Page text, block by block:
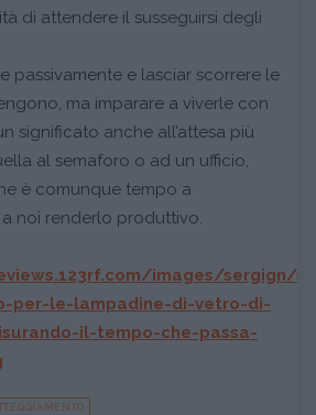
di attendere il susseguirsi degli
passivamente e lasciar scorrere le
ma imparare a viverle con
significato anche all’attesa più
al semaforo o ad un ufficio,
è comunque tempo a
noi renderlo produttivo.
images/sergign/
per-le-lampadine-di-vetro-di-
il-tempo-che-passa-